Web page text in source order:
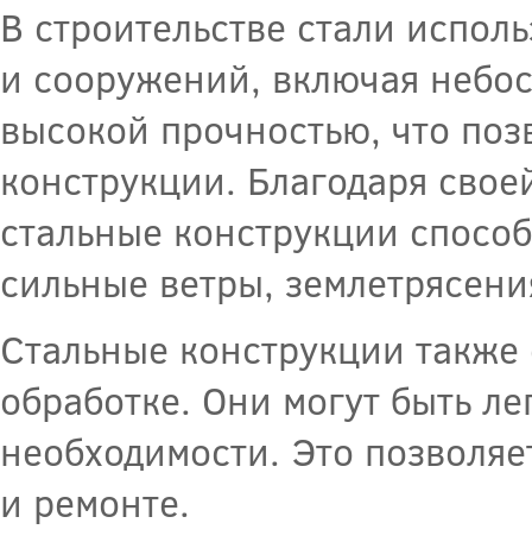
В строительстве стали
и сооружений, включая
высокой прочностью, что
конструкции. Благодаря
стальные конструкции
сильные ветры,
Стальные конструкции
обработке. Они могут быть
необходимости. Это
и ремонте.